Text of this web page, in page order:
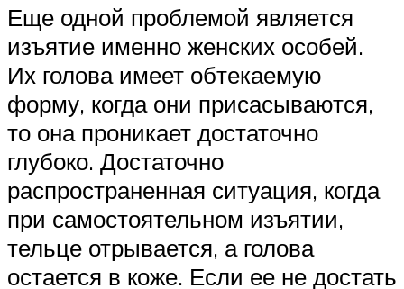
Еще одной проблемой является
изъятие именно женских особей.
Их голова имеет обтекаемую
форму, когда они присасываются,
то она проникает достаточно
глубоко. Достаточно
распространенная ситуация, когда
при самостоятельном изъятии,
тельце отрывается, а голова
остается в коже. Если ее не достать